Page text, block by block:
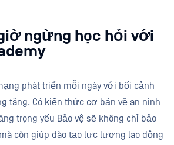
ngừng học hỏi với
phát triển mỗi ngày với bối cảnh
tăng. Có kiến thức cơ bản về an ninh
trọng yếu Bảo vệ sẽ không chỉ bảo
còn giúp đào tạo lực lượng lao động